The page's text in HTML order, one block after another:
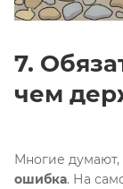
7.
чем
Многие думают,
ошибка. На